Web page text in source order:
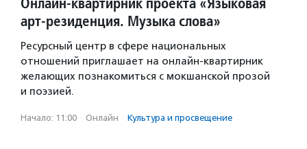
арт-резиденция. Музыка слова»
Ресурсный центр в сфере национальных
отношений приглашает на онлайн-квартирник
желающих познакомиться с мокшанской прозой
и поэзией.
Начало: 11:00 · Онлайн · Культура и просвещение